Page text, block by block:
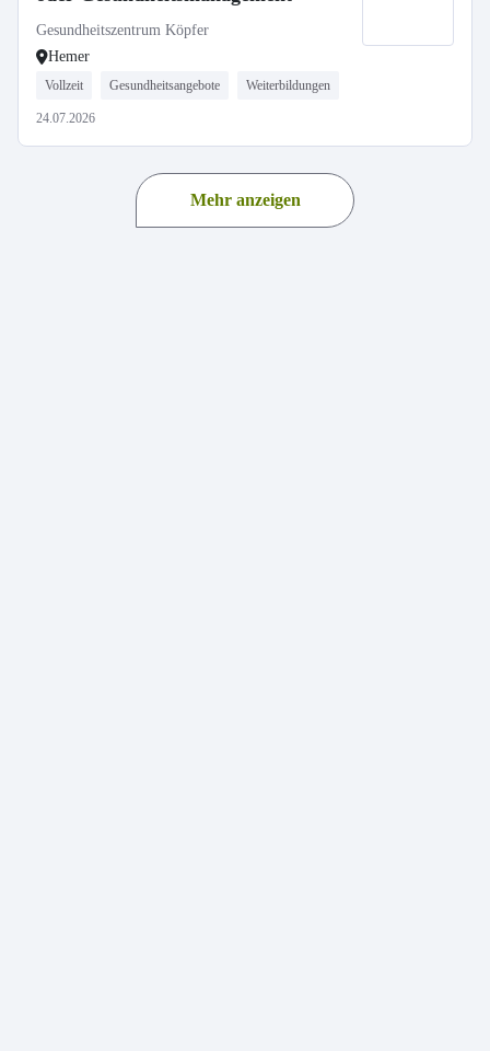
Gesundheitszentrum Köpfer
Hemer
Vollzeit Gesundheitsangebote Weiterbildungen
24.07.2026
Mehr anzeigen